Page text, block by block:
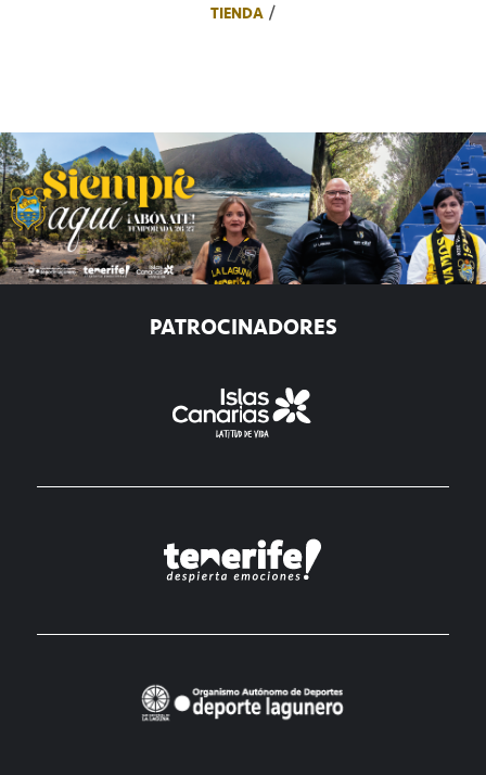
TIENDA
PATROCINADORES